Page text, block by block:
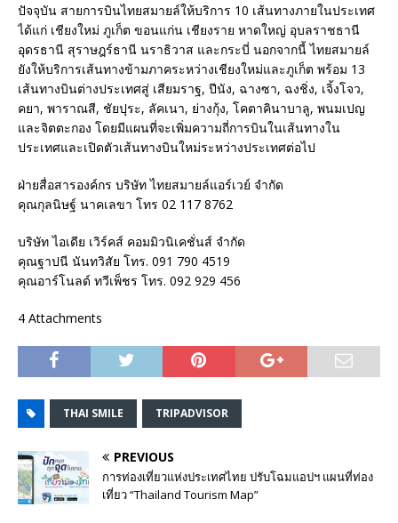
ปัจจุบัน สายการบินไทยสมายล์ให้บริการ 10 เส้นทางภายในประเทศ
ได้แก่ เชียงใหม่ ภูเก็ต ขอนแก่น เชียงราย หาดใหญ่ อุบลราชธานี
อุดรธานี สุราษฎร์ธานี นราธิวาส และกระบี่ นอกจากนี้ ไทยสมายล์
ยังให้บริการเส้นทางข้ามภาคระหว่างเชียงใหม่และภูเก็ต พร้อม 13
เส้นทางบินต่างประเทศสู่ เสียมราฐ, ปีนัง, ฉางซา, ฉงชิ่ง, เจิ้งโจว,
คยา, พาราณสี, ชัยปุระ, ลัคเนา, ย่างกุ้ง, โคตาคินาบาลู, พนมเปญ
และจิตตะกอง โดยมีแผนที่จะเพิ่มความถี่การบินในเส้นทางใน
ประเทศและเปิดตัวเส้นทางบินใหม่ระหว่างประเทศต่อไป
ฝ่ายสื่อสารองค์กร บริษัท ไทยสมายล์แอร์เวย์ จำกัด
คุณกุลนิษฐ์ นาคเลขา โทร 02 117 8762
บริษัท ไอเดีย เวิร์คส์ คอมมิวนิเคชั่นส์ จำกัด
คุณฐาปนี นันทวิสัย โทร. 091 790 4519
คุณอาร์โนลด์ ทวีเพ็ชร โทร. 092 929 456
4 Attachments
THAI SMILE TRIPADVISOR
PREVIOUS
การท่องเที่ยวแห่งประเทศไทย ปรับโฉมแอปฯ แผนที่ท่อง
เที่ยว “Thailand Tourism Map”